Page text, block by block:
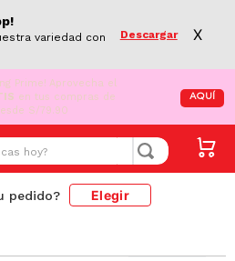
variedad con
Descargar X
Prime! Aprovecha el
en tus compras de
S/79.90
AQUÍ
hoy?
pedido? Elegir